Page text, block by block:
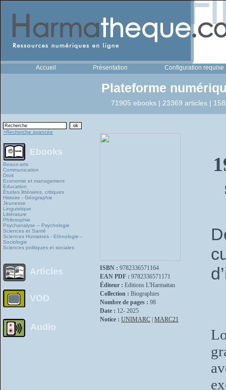
Accueil Présentation Configuration requise
Plateforme
71905 ebooks | 23369 articles |
>Recherche avancée
Ebooks
Beaux-arts
Communication
Droit
Economie et management
Education
Études littéraires, critiques
Histoire - Géographie
Jeunesse
Linguistique
Littérature
Philosophie
Psychanalyse – Psychologie
Sciences et Santé
Sciences Humaines - Ethnologie -
Sociologie
Sciences politiques et sociales
Articles
VOD
Audio
ISBN : 9782336571164
EAN PDF : 9782336571171
Éditeur : Editions L'Harmattan
Collection : Biographies
Nombre de pages : 98
Date : 12- 2025
Notice : UNIMARC MARC21